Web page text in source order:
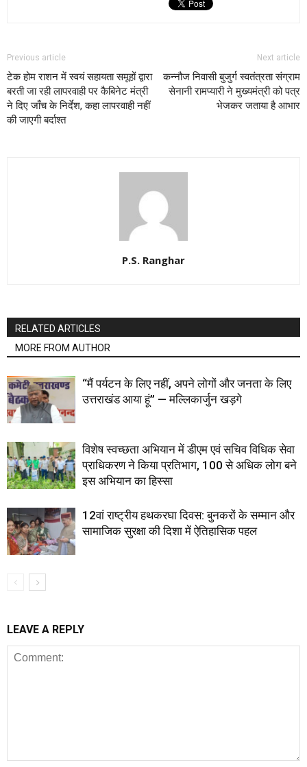
Previous article
टेक होम राशन में स्वयं सहायता समूहों द्वारा
बरती जा रही लापरवाही पर कैबिनेट मंत्री
ने दिए जाँच के निर्देश, कहा लापरवाही नहीं
की जाएगी बर्दाश्त
Next article
कन्नौज निवासी बुजुर्ग स्वतंत्रता संग्राम
सेनानी रामप्यारी ने मुख्यमंत्री को पत्र
भेजकर जताया है आभार
P.S. Ranghar
RELATED ARTICLES
MORE FROM AUTHOR
“मैं पर्यटन के लिए नहीं, अपने लोगों और जनता के लिए
उत्तराखंड आया हूं” — मल्लिकार्जुन खड़गे
विशेष स्वच्छता अभियान में डीएम एवं सचिव विधिक सेवा
प्राधिकरण ने किया प्रतिभाग, 100 से अधिक लोग बने
इस अभियान का हिस्सा
12वां राष्ट्रीय हथकरघा दिवस: बुनकरों के सम्मान और
सामाजिक सुरक्षा की दिशा में ऐतिहासिक पहल
LEAVE A REPLY